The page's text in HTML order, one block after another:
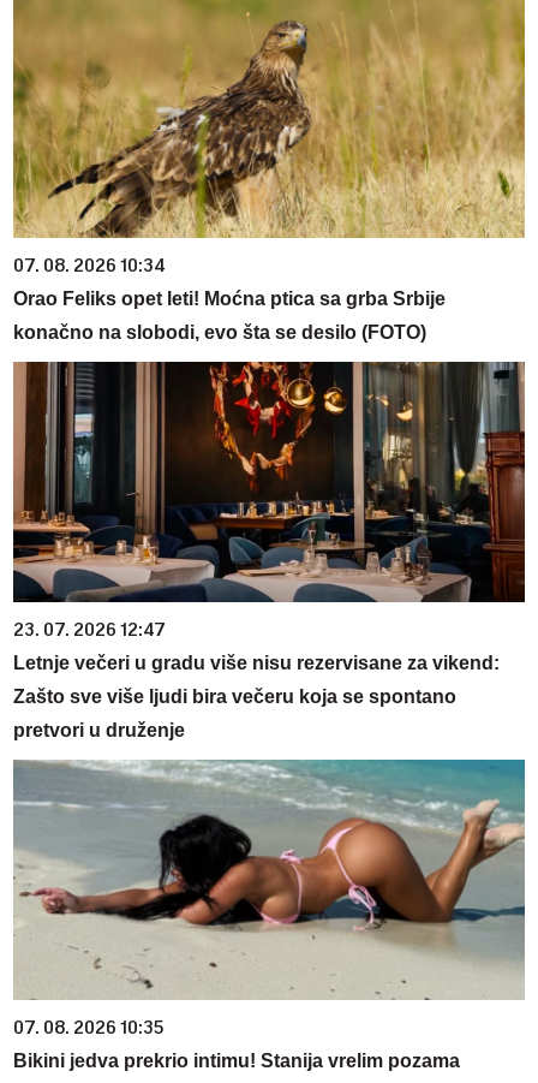
07. 08. 2026 10:34
Orao Feliks opet leti! Moćna ptica sa grba Srbije
konačno na slobodi, evo šta se desilo (FOTO)
23. 07. 2026 12:47
Letnje večeri u gradu više nisu rezervisane za vikend:
Zašto sve više ljudi bira večeru koja se spontano
pretvori u druženje
07. 08. 2026 10:35
Bikini jedva prekrio intimu! Stanija vrelim pozama